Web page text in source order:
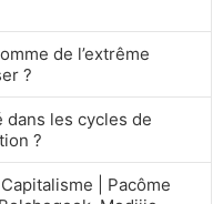
de l’extrême
?
dans les cycles de
?
| Pacôme